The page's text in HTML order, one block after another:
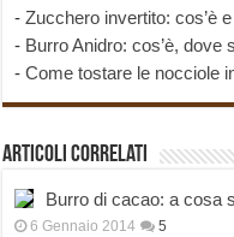
-Zucchero invertito: cos’è
- Burro Anidro: cos’è, dove
-Come tostare le nocciole
Articoli correlati
Burro di cacao: a cosa
6 Gennaio 2014 5